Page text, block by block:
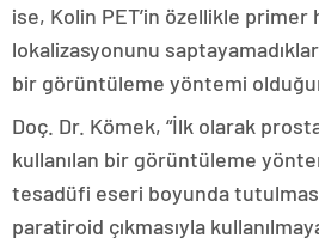
ise, Kolin PET’in özellikle
lokalizasyonunu
bir görüntüleme yöntemi
Doç. Dr. Kömek, “İlk olarak
kullanılan bir görüntüleme
tesadüfi eseri boyunda
paratiroid çıkmasıyla